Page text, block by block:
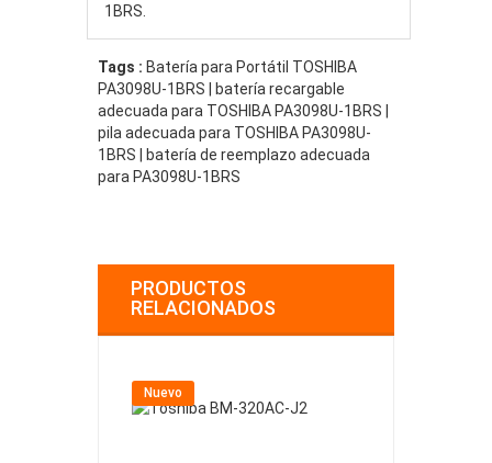
1BRS.
Tags : Batería para Portátil TOSHIBA
PA3098U-1BRS | batería recargable
adecuada para TOSHIBA PA3098U-1BRS |
pila adecuada para TOSHIBA PA3098U-
1BRS | batería de reemplazo adecuada
para PA3098U-1BRS
PRODUCTOS
RELACIONADOS
Nuevo